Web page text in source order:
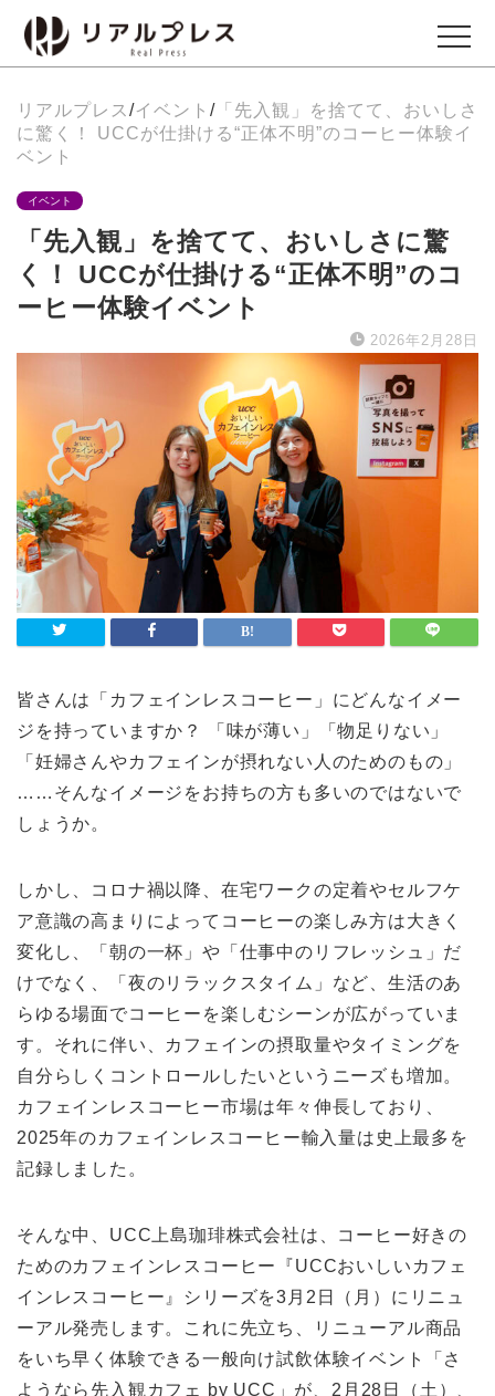
ビジネス
Entertainment
イベント
Events
グルメ
Gourmet
ライフスタイル
Lifestyle
リアルプレス /イベント / 「先入観」を捨てて、おいしさ
に驚く！ UCCが仕掛ける“正体不明”のコーヒー体験イ
ベント
イベント
「先入観」を捨てて、おいしさに驚
く！ UCCが仕掛ける“正体不明”のコ
ーヒー体験イベント
2026年2月28日
皆さんは「カフェインレスコーヒー」にどんなイメー
ジを持っていますか？ 「味が薄い」「物足りない」
「妊婦さんやカフェインが摂れない人のためのもの」
……そんなイメージをお持ちの方も多いのではないで
しょうか。
しかし、コロナ禍以降、在宅ワークの定着やセルフケ
ア意識の高まりによってコーヒーの楽しみ方は大きく
変化し、「朝の一杯」や「仕事中のリフレッシュ」だ
けでなく、「夜のリラックスタイム」など、生活のあ
らゆる場面でコーヒーを楽しむシーンが広がっていま
す。それに伴い、カフェインの摂取量やタイミングを
自分らしくコントロールしたいというニーズも増加。
カフェインレスコーヒー市場は年々伸長しており、
2025年のカフェインレスコーヒー輸入量は史上最多を
記録しました。
そんな中、UCC上島珈琲株式会社は、コーヒー好きの
ためのカフェインレスコーヒー『UCCおいしいカフェ
インレスコーヒー』シリーズを3月2日（月）にリニュ
ーアル発売します。これに先立ち、リニューアル商品
をいち早く体験できる一般向け試飲体験イベント「さ
ようなら先入観カフェ by UCC」が、2月28日（土）、